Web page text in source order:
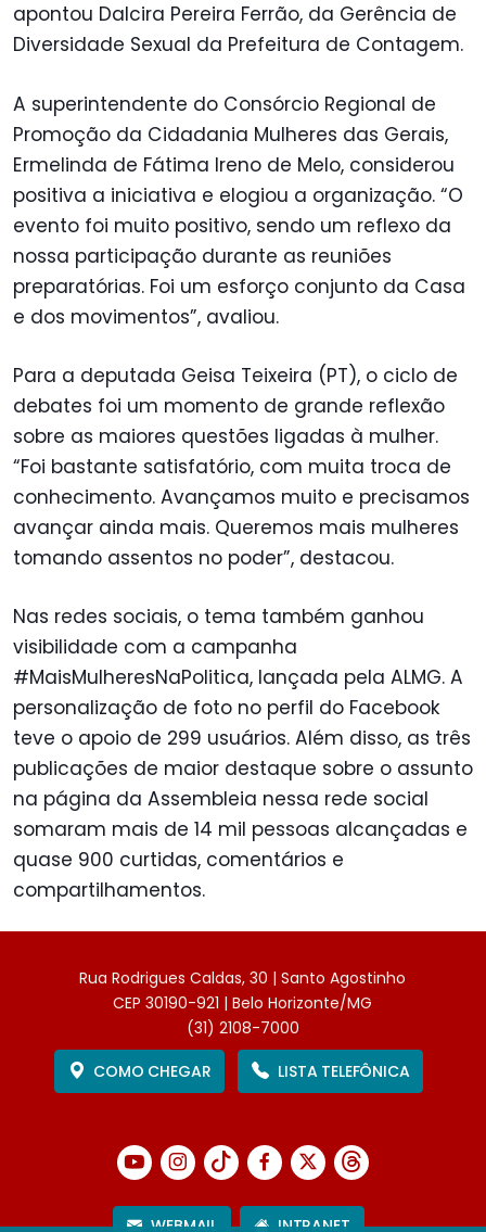
apontou Dalcira Pereira Ferrão, da Gerência de
Diversidade Sexual da Prefeitura de Contagem.
A superintendente do Consórcio Regional de
Promoção da Cidadania Mulheres das Gerais,
Ermelinda de Fátima Ireno de Melo, considerou
positiva a iniciativa e elogiou a organização. “O
evento foi muito positivo, sendo um reflexo da
nossa participação durante as reuniões
preparatórias. Foi um esforço conjunto da Casa
e dos movimentos”, avaliou.
Para a deputada Geisa Teixeira (PT), o ciclo de
debates foi um momento de grande reflexão
sobre as maiores questões ligadas à mulher.
“Foi bastante satisfatório, com muita troca de
conhecimento. Avançamos muito e precisamos
avançar ainda mais. Queremos mais mulheres
tomando assentos no poder”, destacou.
Nas redes sociais, o tema também ganhou
visibilidade com a campanha
#MaisMulheresNaPolitica, lançada pela ALMG. A
personalização de foto no perfil do Facebook
teve o apoio de 299 usuários. Além disso, as três
publicações de maior destaque sobre o assunto
na página da Assembleia nessa rede social
somaram mais de 14 mil pessoas alcançadas e
quase 900 curtidas, comentários e
compartilhamentos.
Rua Rodrigues Caldas, 30 | Santo Agostinho
CEP 30190-921 | Belo Horizonte/MG
(31) 2108-7000
COMO CHEGAR
LISTA TELEFÔNICA
WEBMAIL INTRANET